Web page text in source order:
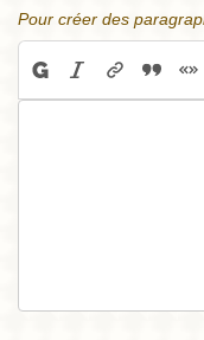
Pour créer des